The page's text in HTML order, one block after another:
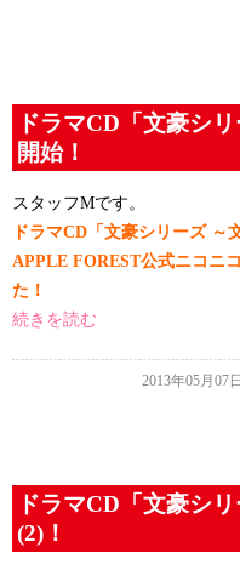
ドラマCD「文豪シ
開始！
スタッフMです。
ドラマCD「文豪シリーズ
APPLE FOREST公式ニコニ
た！
続きを読む
2013年05月07
ドラマCD「文豪シ
(2)！